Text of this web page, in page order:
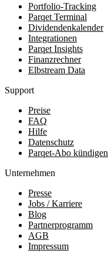
Portfolio-Tracking
Parqet Terminal
Dividendenkalender
Integrationen
Parqet Insights
Finanzrechner
Elbstream Data
Support
Preise
FAQ
Hilfe
Datenschutz
Parqet-Abo kündigen
Unternehmen
Presse
Jobs / Karriere
Blog
Partnerprogramm
AGB
Impressum